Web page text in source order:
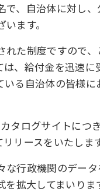
、自治体に対し
ます。
た制度ですので
、給付金を迅速
る自治体の皆様
タログサイトに
リースをいたします
行政機関のデー
拡大してまいり